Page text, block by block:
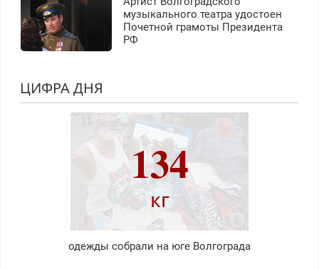
музыкального театра удостоен
Почетной грамоты Президента
РФ
ЦИФРА ДНЯ
134
кг
одежды собрали на юге Волгограда